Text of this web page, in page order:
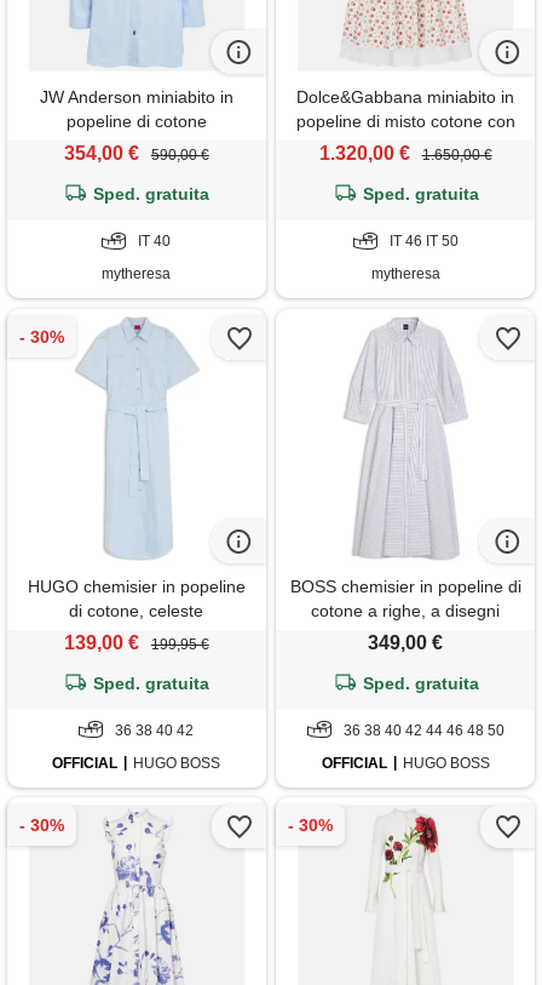
JW Anderson miniabito in
popeline di cotone
354,00 € 590,00 €
Sped. gratuita
IT 40
mytheresa
Dolce&Gabbana miniabito in
popeline di misto cotone con
pizzo a fiori
1.320,00 € 1.650,00 €
Sped. gratuita
IT 46 IT 50
mytheresa
HUGO chemisier in popeline
di cotone, celeste
139,00 € 199,95 €
Sped. gratuita
36 38 40 42
OFFICIAL
HUGO BOSS
BOSS chemisier in popeline di
cotone a righe, a disegni
349,00 €
Sped. gratuita
36 38 40 42 44 46 48 50
OFFICIAL
HUGO BOSS